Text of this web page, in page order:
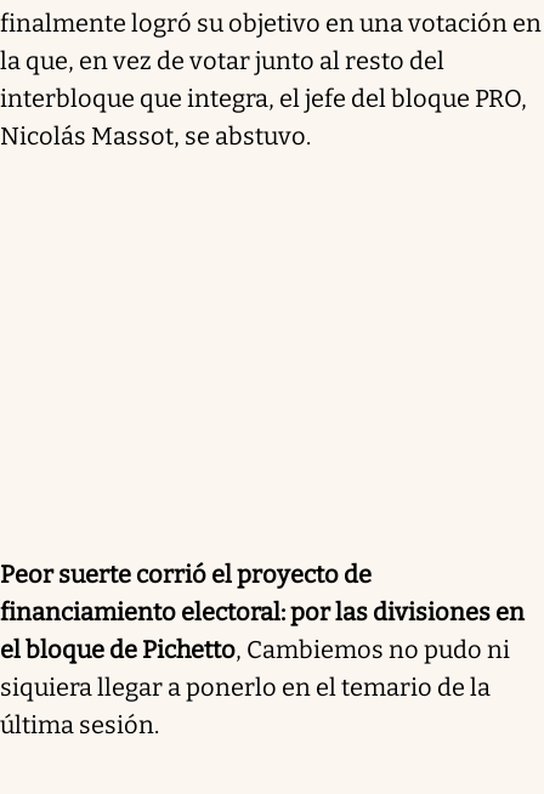
finalmente logró su objetivo en una votación en
la que, en vez de votar junto al resto del
interbloque que integra, el jefe del bloque PRO,
Nicolás Massot, se abstuvo.
Peor suerte corrió el proyecto de
financiamiento electoral: por las divisiones en
el bloque de Pichetto, Cambiemos no pudo ni
siquiera llegar a ponerlo en el temario de la
última sesión.